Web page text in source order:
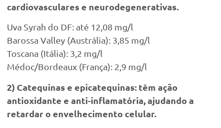
cardiovasculares e neurodegenerativas.
Uva Syrah do DF: até 12,08 mg/l
Barossa Valley (Austrália): 3,85 mg/l
Toscana (Itália): 3,2 mg/l
Médoc/Bordeaux (França): 2,9 mg/l
2) Catequinas e epicatequinas: têm ação
antioxidante e anti-inflamatória, ajudando a
retardar o envelhecimento celular.